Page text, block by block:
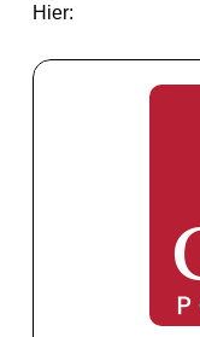
Hier: